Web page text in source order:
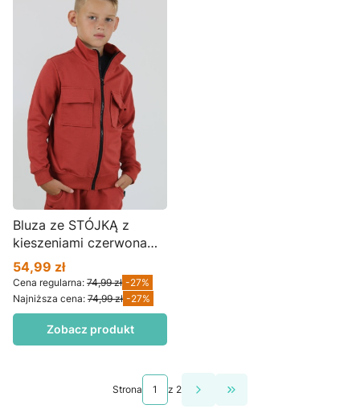
Bluza ze STÓJKĄ z
kieszeniami czerwona
ziemia
Cena promocyjna
54,99 zł
Cena regularna: 74,99 zł -27%
Najniższa cena: 74,99 zł -27%
Zobacz produkt
Strona z 2 Przejdź do ostatniej